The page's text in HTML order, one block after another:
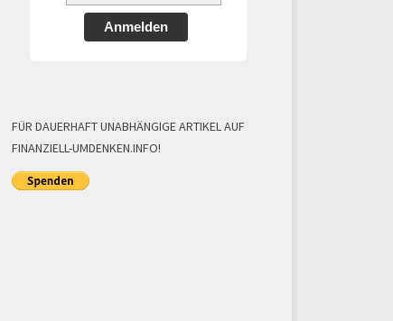
Anmelden
FÜR DAUERHAFT UNABHÄNGIGE ARTIKEL AUF
FINANZIELL-UMDENKEN.INFO!